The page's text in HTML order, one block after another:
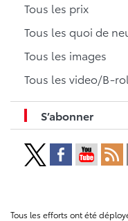
Tous les prix
Tous les quoi de
Tous les images
Tous les video/B-
S’abonner
Tous les efforts ont été